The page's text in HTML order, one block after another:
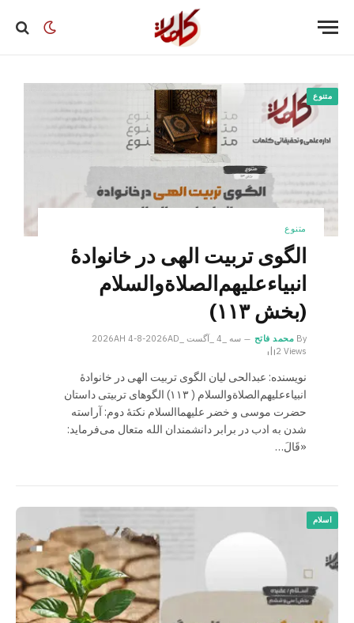
متنوع
متنوع
الگوی تربیت الهی در خانوادۀ
انبیاءعلیهم‌الصلاةو‌السلام
(بخش ۱۱۳)
By محمد فاتح
سه _4 _آگست _2026AH 4-8-2026AD
2 Views
نویسنده: عبدالحی لیان الگوی تربیت الهی در خانوادۀ
انبیاءعلیهم‌الصلاةو‌السلام ( ۱۱۳) الگوهای تربیتی داستان
حضرت موسی و خضر علیهماالسلام نکتۀ دوم: آراسته
شدن به ادب در برابر دانشمندان الله متعال می‌فرماید:
«قَالَ…
اسلام